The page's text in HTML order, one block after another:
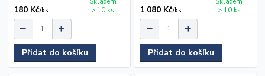
180 Kč/ks
> 10 ks
Přidat do košíku
1 080 Kč/ks
> 10 ks
Přidat do košíku